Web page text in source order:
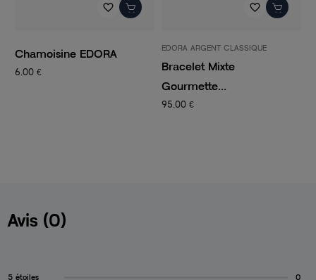
favorite_border
Chamoisine EDORA
6,00 €
favorite_border
EDORA ARGENT CLASSIQUE
Bracelet Mixte
Gourmette...
95,00 €
Avis (0)
5 étoiles 0